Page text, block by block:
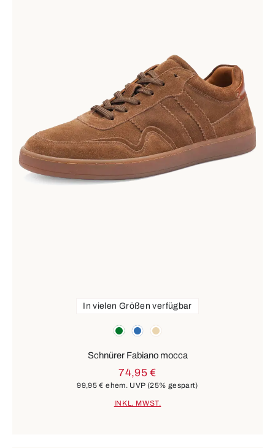
grün blau beige
In vielen Größen verfügbar
Schnürer Fabiano mocca
74,95 €
99,95 € ehem. UVP (25% gespart)
INKL. MWST.